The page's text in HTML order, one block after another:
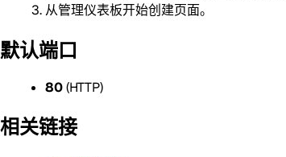
从管理仪表板开始创建页面。
默认端口
80(HTTP)
相关链接